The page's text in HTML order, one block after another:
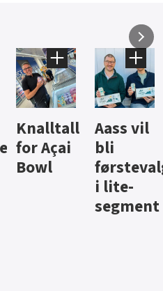
Brus og
jus fra
Berentsen
Hard
iste fra
Hansa